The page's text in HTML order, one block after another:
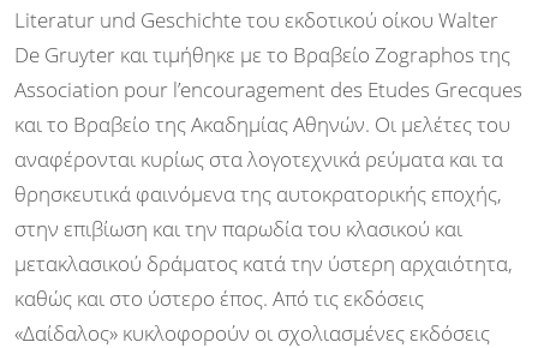
Literatur und Geschichte του εκδοτικού οίκου Walter
De Gruyter και τιμήθηκε με το Βραβείο Zographos της
Association pour l’encouragement des Etudes Grecques
και το Βραβείο της Ακαδημίας Αθηνών. Οι μελέτες του
αναφέρονται κυρίως στα λογοτεχνικά ρεύματα και τα
θρησκευτικά φαινόμενα της αυτοκρατορικής εποχής,
στην επιβίωση και την παρωδία του κλασικού και
μετακλασικού δράματος κατά την ύστερη αρχαιότητα,
καθώς και στο ύστερο έπος. Από τις εκδόσεις
«Δαίδαλος» κυκλοφορούν οι σχολιασμένες εκδόσεις